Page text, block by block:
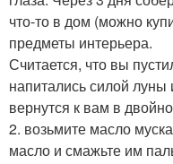
что-то в дом (можно
предметы интерьера.
Считается, что вы
напитались силой
вернутся к вам в
2. возьмите масло
масло и смажьте им